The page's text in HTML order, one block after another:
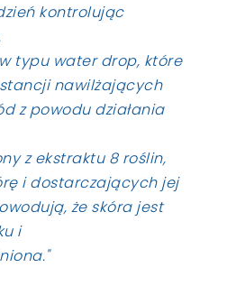
kontrolując
typu water drop, które
nawilżających
z powodu działania
z ekstraktu 8 roślin,
i dostarczających jej
że skóra jest
i